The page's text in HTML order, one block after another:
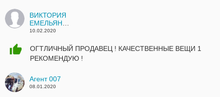
ВИКТОРИЯ
10.02.2020
ОГТЛИЧНЫЙ ПРОДАВЕЦ ! КАЧЕСТВЕННЫЕ ВЕЩИ 1
РЕКОМЕНДУЮ !
Агент 007
08.01.2020